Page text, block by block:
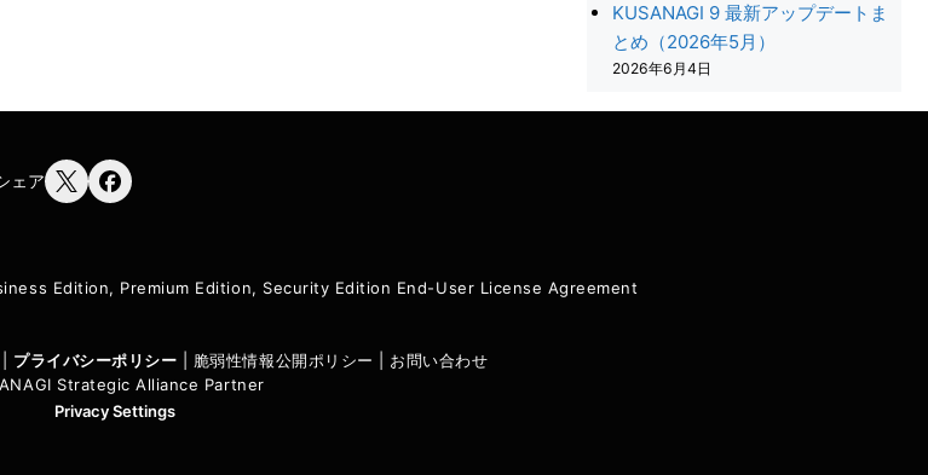
KUSANAGI 9 最新アップデートま
とめ（2026年5月）
2026年6月4日
ェア
Edition, Premium Edition, Security Edition End-User License Agreement
プライバシーポリシー 脆弱性情報公開ポリシー
お問い合わせ
Strategic Alliance Partner
Privacy Settings